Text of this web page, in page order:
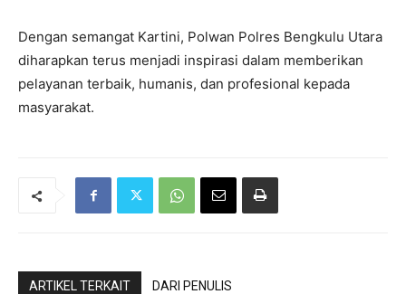
Dengan semangat Kartini, Polwan Polres Bengkulu Utara
diharapkan terus menjadi inspirasi dalam memberikan
pelayanan terbaik, humanis, dan profesional kepada
masyarakat.
ARTIKEL TERKAIT DARI PENULIS